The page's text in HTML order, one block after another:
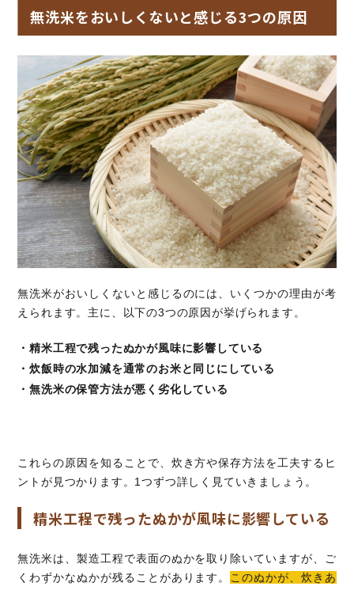
無洗米をおいしくないと感じる3つの原因
無洗米がおいしくないと感じるのには、いくつかの理由が考
えられます。主に、以下の3つの原因が挙げられます。
・精米工程で残ったぬかが風味に影響している
・炊飯時の水加減を通常のお米と同じにしている
・無洗米の保管方法が悪く劣化している
これらの原因を知ることで、炊き方や保存方法を工夫するヒ
ントが見つかります。1つずつ詳しく見ていきましょう。
精米工程で残ったぬかが風味に影響している
無洗米は、製造工程で表面のぬかを取り除いていますが、ご
くわずかなぬかが残ることがあります。
このぬかが、炊きあ